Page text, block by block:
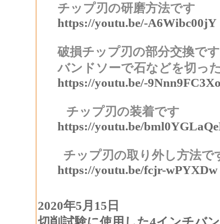
チップ刃の研磨方法です
https://youtu.be/-A6Wibc00jY
破損チップ刃の部分交換です
バンドソーで石などを切っ
https://youtu.be/-
チップ刃の装着です
https://youtu.be/
チップ刃の取り外し方法で
https://youtu.be/fcjr-wPYXDw
2020年5月15日